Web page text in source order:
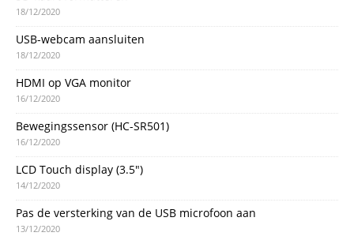
18/12/2020
USB-webcam aansluiten
18/12/2020
HDMI op VGA monitor
16/12/2020
Bewegingssensor (HC-SR501)
16/12/2020
LCD Touch display (3.5″)
14/12/2020
Pas de versterking van de USB microfoon aan
13/12/2020